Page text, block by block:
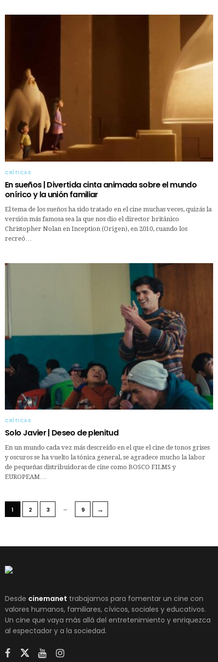
CRÍTICAS
En sueños | Divertida cinta animada sobre el mundo
onírico y la unión familiar
El tema de los sueños ha sido tratado en el cine muchas veces, quizás la
versión más famosa sea la que nos dio el director británico
Christopher Nolan en Inception (Origen), en 2010, cuando los
recreó…
CRÍTICAS
Solo Javier | Deseo de plenitud
En un mundo cada vez más descreído en el que el cine de tonos grises
y oscuros se ha vuelto la tónica general, se agradece mucho la labor
de pequeñas distribuidoras de cine como BOSCO FILMS y
EUROPEAM…
1 2 3 … 9 →
Desde cinemanet trabajamos para fomentar un cine con
valores humanos, familiares, cívicos, sociales y educativos.
Un cine que vaya más allá del entretenimiento y enriquezca
al espectador y a la sociedad.